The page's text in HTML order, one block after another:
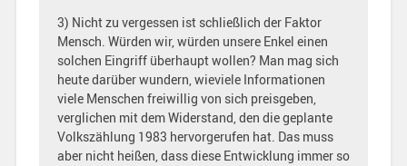
3) Nicht zu vergessen ist schließlich der Faktor
Mensch. Würden wir, würden unsere Enkel einen
solchen Eingriff überhaupt wollen? Man mag sich
heute darüber wundern, wieviele Informationen
viele Menschen freiwillig von sich preisgeben,
verglichen mit dem Widerstand, den die geplante
Volkszählung 1983 hervorgerufen hat. Das muss
aber nicht heißen, dass diese Entwicklung immer so